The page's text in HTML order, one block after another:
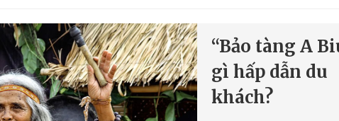
“Bảo tàng A
gì hấp dẫn du
khách?